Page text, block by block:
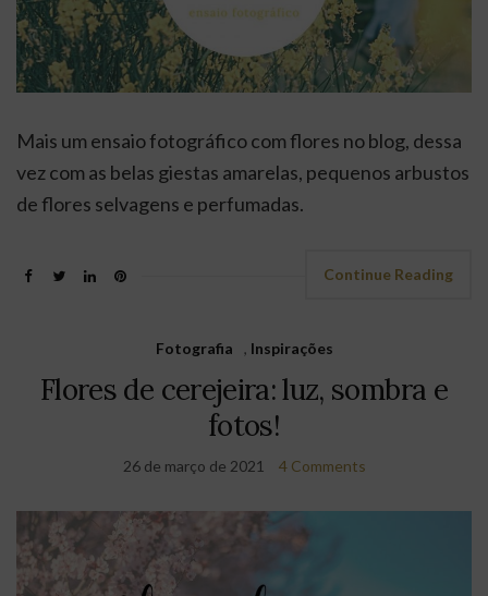
Mais um ensaio fotográfico com flores no blog, dessa
vez com as belas giestas amarelas, pequenos arbustos
de flores selvagens e perfumadas.
Continue Reading
Fotografia , Inspirações
Flores de cerejeira: luz, sombra e
fotos!
26 de março de 2021 4 Comments